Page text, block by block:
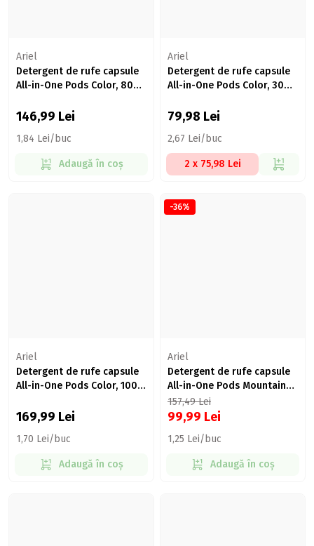
Ariel
Detergent de rufe capsule
All-in-One Pods Color, 80
146,99 Lei
1,84 Lei/buc
Adaugă în coș
Ariel
Detergent de rufe capsule
All-in-One Pods Color, 30
79,98 Lei
2,67 Lei/buc
2 x 75,98 Lei
Ariel
Detergent de rufe capsule
All-in-One Pods Color, 100
169,99 Lei
1,70 Lei/buc
Adaugă în coș
-36%
Ariel
Detergent de rufe capsule
All-in-One Pods Mountain
Spring, 80 spălări, 80 buc
157,49Lei
99,99 Lei
1,25 Lei/buc
Adaugă în coș